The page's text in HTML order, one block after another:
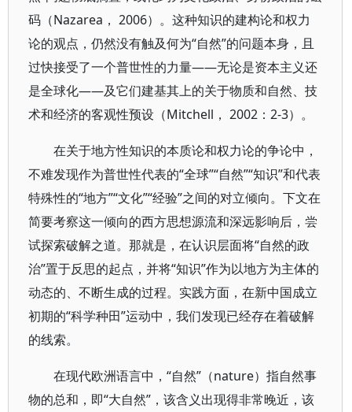
码（Nazarea， 2006）。这种知识的建构论和权力
论的观点，仍然没有触及何为“自然”的问题本身，且
过快接受了一个普世性的力量——无论是资本主义还
是全球化——及它们建基其上的关于物质和自然、技
术和经济的客观性预设（Mitchell， 2002：2-3）。
在关于地方性知识的本质论和权力论的争论中，
不难发现作为普世性代表的“全球”“自然”“知识”和代表
特殊性的“地方”“文化”“经验”之间的对立倾向。下文在
简要考察这一倾向的西方思想源流和深远影响后，尝
试探索破解之道。那就是，在认识层面将“自然的政
治”置于反思的起点，并将“知识”作为以地方为主体的
动态的、不断生成的过程。实践方面，在新中国成立
初期的“科学种田”运动中，我们发现已经存在着破解
的线索。
在现代欧洲语言中，“自然”（nature）指自然事
物的总和，即“大自然”，该含义出现得非常晚近，该